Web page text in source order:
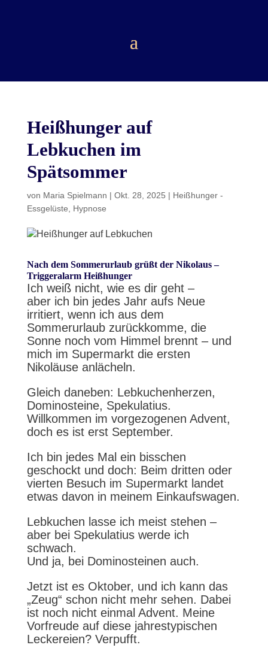
Heißhunger auf
Lebkuchen im
Spätsommer
von Maria Spielmann | Okt. 28, 2025 | Heißhunger -
Essgelüste
Hypnose
Nach dem Sommerurlaub grüßt der Nikolaus–
Triggeralarm Heißhunger
Ich weiß nicht, wie es dir geht –
aber ich bin jedes Jahr aufs Neue
irritiert, wenn ich aus dem
Sommerurlaub zurückkomme, die
Sonne noch vom Himmel brennt – und
mich im Supermarkt die ersten
Nikoläuse anlächeln.
Gleich daneben: Lebkuchenherzen,
Dominosteine, Spekulatius.
Willkommen im vorgezogenen Advent,
doch es ist erst September.
Ich bin jedes Mal ein bisschen
geschockt und doch: Beim dritten oder
vierten Besuch im Supermarkt landet
etwas davon in meinem Einkaufswagen.
Lebkuchen lasse ich meist stehen –
aber bei Spekulatius werde ich
schwach.
Und ja, bei Dominosteinen auch.
Jetzt ist es Oktober, und ich kann das
„Zeug“ schon nicht mehr sehen. Dabei
ist noch nicht einmal Advent. Meine
Vorfreude auf diese jahrestypischen
Leckereien? Verpufft.